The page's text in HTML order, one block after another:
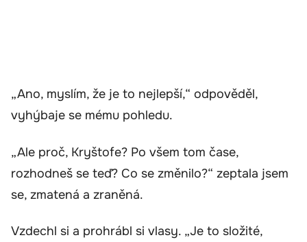
„Ano, myslím, že je to nejlepší,“ odpověděl,
vyhýbaje se mému pohledu.
„Ale proč, Kryštofe? Po všem tom čase,
rozhodneš se teď? Co se změnilo?“ zeptala jsem
se, zmatená a zraněná.
Vzdechl si a prohrábl si vlasy. „Je to složité,